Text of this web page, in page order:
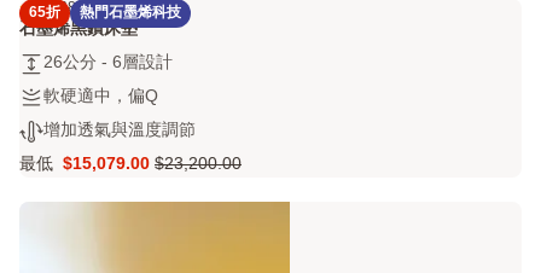
床
墊
搭
配
石
墨
烯
一
到
位
$31,400.00
65折 熱門石墨烯科技
4.3
out
of
5
686
評
4.3686 評論
石墨烯黑鑽床墊
26
公
分
-
6
26公分 - 6層設計
軟
硬
適
中，
軟硬適中，偏Q
增
加
透
增加透氣與溫度調節
最低
Price
$15,079.00
$15,079.00
原
價
$23,200.00